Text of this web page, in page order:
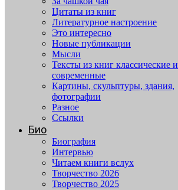
Цитаты из книг
Литературное настроение
Это интересно
Новые публикации
Мысли
Тексты из книг классические и
современные
Картины, скульптуры, здания,
фотографии
Разное
Ссылки
Био
Биография
Интервью
Читаем книги вслух
Творчество 2026
Творчество 2025